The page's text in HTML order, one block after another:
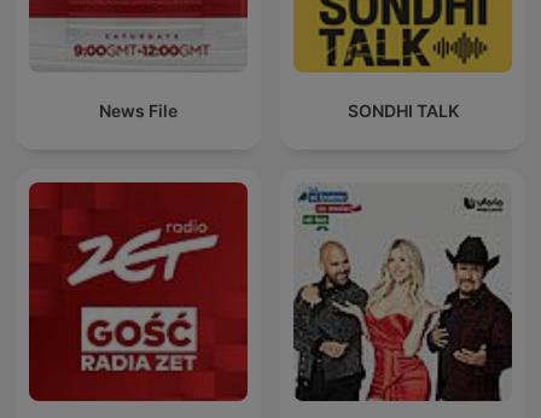
News File SONDHI TALK